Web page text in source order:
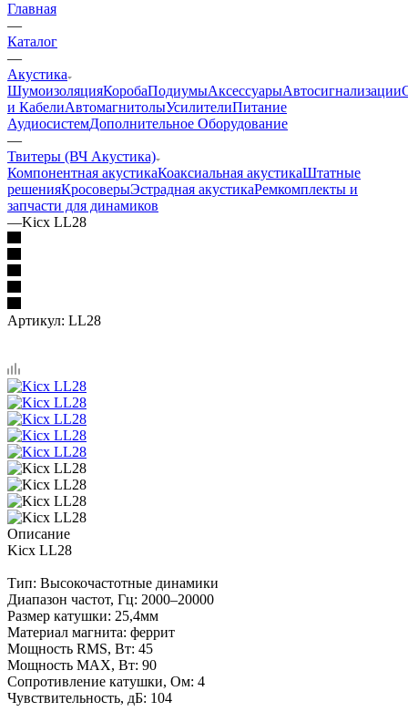
Главная
—
Каталог
—
Акустика
ШумоизоляцияКоробаПодиумыАксессуарыАвтосигнализации
и КабелиАвтомагнитолыУсилителиПитание
АудиосистемДополнительное Оборудование
—
Твитеры (ВЧ Акустика)
Компонентная акустикаКоаксиальная акустикаШтатные
решенияКросоверыЭстрадная акустикаРемкомплекты и
запчасти для динамиков
—Kicx LL28
Артикул: LL28
Описание
Kicx LL28
Тип: Высокочастотные динамики
Диапазон частот, Гц: 2000–20000
Размер катушки: 25,4мм
Материал магнита: феррит
Мощность RMS, Вт: 45
Мощность MAX, Вт: 90
Сопротивление катушки, Ом: 4
Чувствительность, дБ: 104